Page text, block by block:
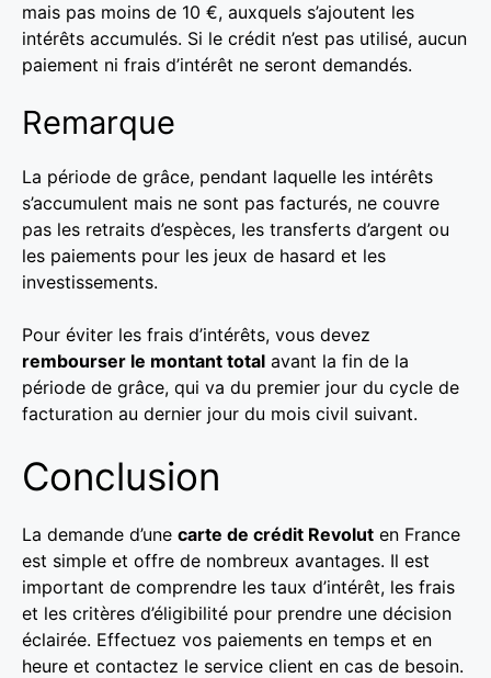
mais pas moins de 10 €, auxquels s’ajoutent les
intérêts accumulés. Si le crédit n’est pas utilisé, aucun
paiement ni frais d’intérêt ne seront demandés.
Remarque
La période de grâce, pendant laquelle les intérêts
s’accumulent mais ne sont pas facturés, ne couvre
pas les retraits d’espèces, les transferts d’argent ou
les paiements pour les jeux de hasard et les
investissements.
Pour éviter les frais d’intérêts, vous devez
rembourser le montant total avant la fin de la
période de grâce, qui va du premier jour du cycle de
facturation au dernier jour du mois civil suivant.
Conclusion
La demande d’une carte de crédit Revolut en France
est simple et offre de nombreux avantages. Il est
important de comprendre les taux d’intérêt, les frais
et les critères d’éligibilité pour prendre une décision
éclairée. Effectuez vos paiements en temps et en
heure et contactez le service client en cas de besoin.